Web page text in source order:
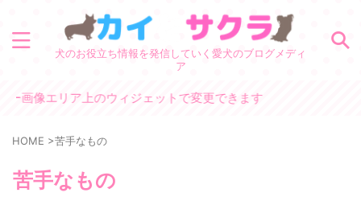
犬のお役立ち情報を発信していく愛犬のブログメディ
ア
画像エリア上のウィジェットで変更できます
HOME >苦手なもの
苦手なもの